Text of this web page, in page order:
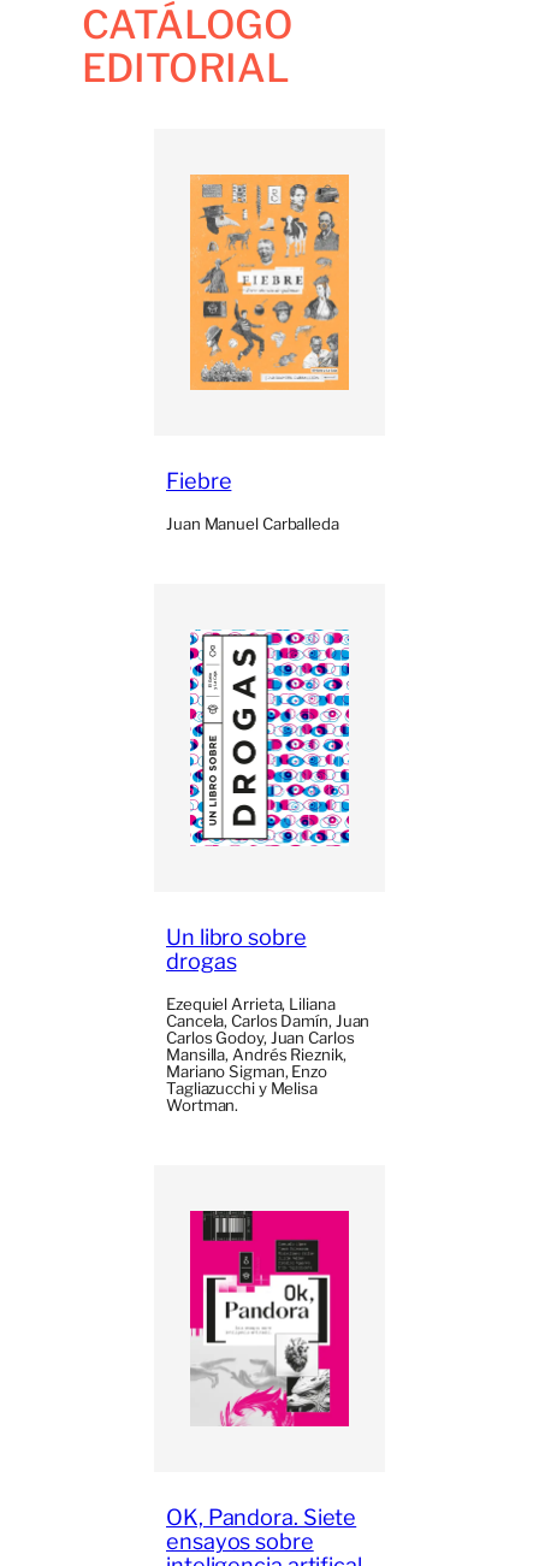
CATÁLOGO
EDITORIAL
Fiebre
Juan Manuel Carballeda
Un libro sobre
drogas
Ezequiel Arrieta, Liliana
Cancela, Carlos Damín, Juan
Carlos Godoy, Juan Carlos
Mansilla, Andrés Rieznik,
Mariano Sigman, Enzo
Tagliazucchi y Melisa
Wortman.
OK, Pandora. Siete
ensayos sobre